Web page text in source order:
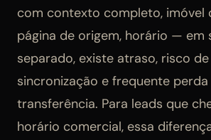
com contexto completo, imóvel
página de origem, horário — em
separado, existe atraso, risco
sincronização e frequente
transferência. Para leads que
horário comercial, essa